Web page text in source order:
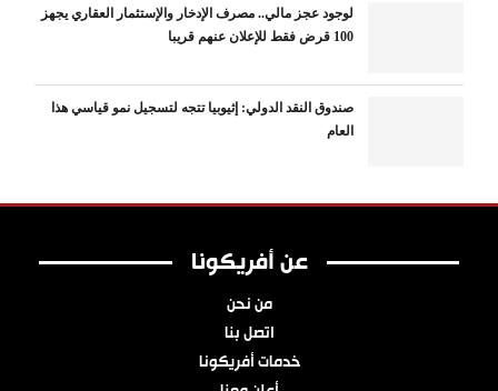
لوجود عجز مالي.. مصرف الإدخار والإستثمار العقاري يجهز
100 قرض فقط للإعلان عنهم قريبا
صندوق النقد الدولي: إثيوبيا تتجه لتسجيل نمو قياسي هذا
العام
عن أفريكونا
من نحن
اتصل بنا
خدمات أفريكونا